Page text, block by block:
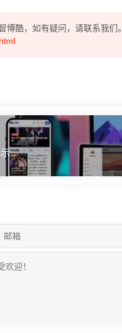
酷，如有疑问，请联系我们。